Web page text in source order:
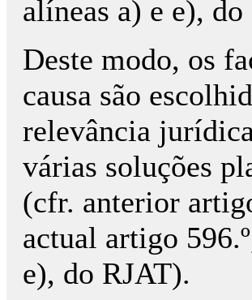
alíneas a) e e),
Deste modo, os
causa são
relevância
várias soluções
(cfr. anterior
actual artigo
e), do RJAT).